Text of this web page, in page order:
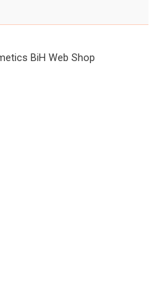
BiH Web Shop